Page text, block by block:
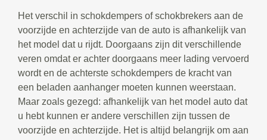
Het verschil in schokdempers of schokbrekers aan de
voorzijde en achterzijde van de auto is afhankelijk van
het model dat u rijdt. Doorgaans zijn dit verschillende
veren omdat er achter doorgaans meer lading vervoerd
wordt en de achterste schokdempers de kracht van
een beladen aanhanger moeten kunnen weerstaan.
Maar zoals gezegd: afhankelijk van het model auto dat
u hebt kunnen er andere verschillen zijn tussen de
voorzijde en achterzijde. Het is altijd belangrijk om aan